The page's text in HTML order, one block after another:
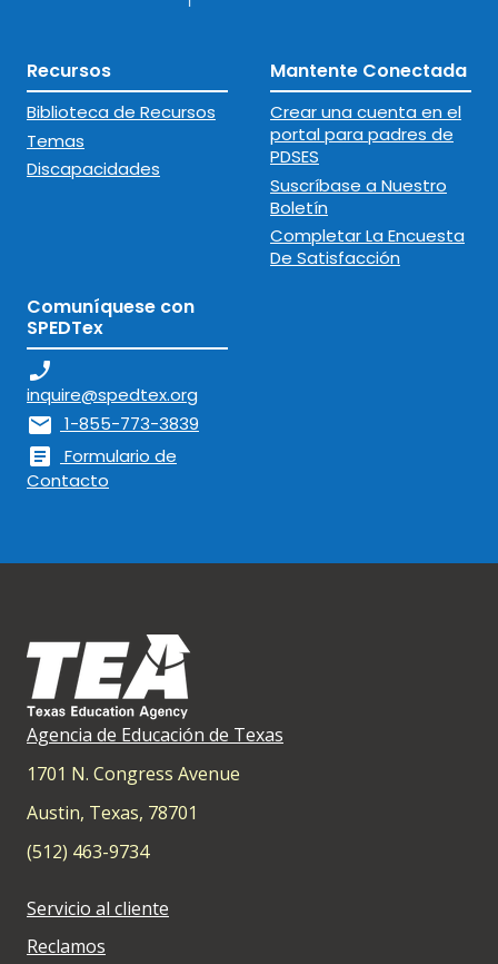
Recursos
Biblioteca de Recursos
Temas
Discapacidades
Mantente Conectada
Crear una cuenta en el
portal para padres de
PDSES
Suscríbase a Nuestro
Boletín
Completar La Encuesta
De Satisfacción
Comuníquese con
SPEDTex
phone_enabled
inquire@spedtex.org
mail 1-855-773-3839
article
Formulario de
Contacto
Agencia de Educación de Texas
1701 N. Congress Avenue
Austin, Texas, 78701
(512) 463-9734
Servicio al cliente
Reclamos